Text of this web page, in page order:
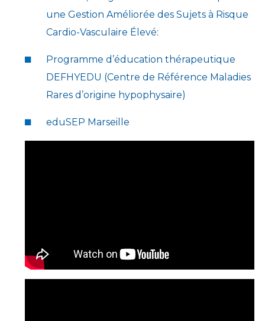
une Gestion Améliorée des Sujets à Risque
Cardio-Vasculaire Élevé:
Programme d’éducation thérapeutique
DEFHYEDU (Centre de Référence Maladies
Rares d’origine hypophysaire)
eduSEP Marseille